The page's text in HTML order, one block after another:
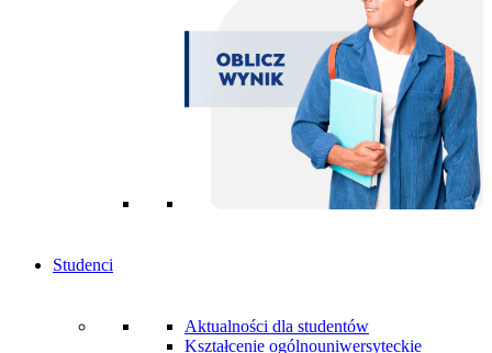
Studenci
Aktualności dla studentów
Kształcenie ogólnouniwersyteckie